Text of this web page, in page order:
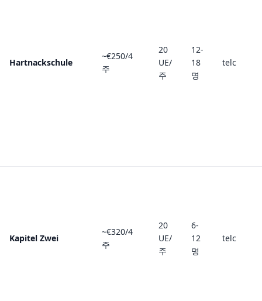
Hartnackschule
~€250/4
주
20
UE/
주
12-
18
명
telc
Kapitel Zwei
~€320/4
주
20
UE/
주
6-
12
명
telc